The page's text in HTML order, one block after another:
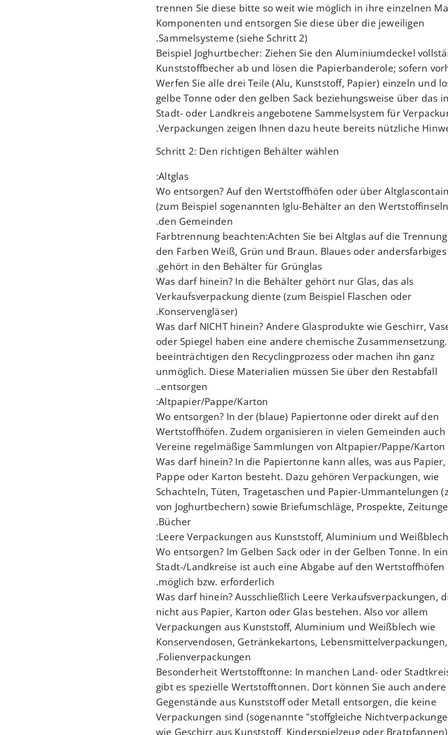
trennen Sie diese bitte so weit wie möglich in ihre einzelnen
Komponenten und entsorgen Sie diese über die jeweiligen
Sammelsysteme (siehe Schritt 2).
Beispiel Joghurtbecher: Ziehen Sie den Aluminiumdeckel
Kunststoffbecher ab und lösen die Papierbanderole; sofern
Werfen Sie alle drei Teile (Alu, Kunststoff, Papier) einzeln und
gelbe Tonne oder den gelben Sack beziehungsweise über das
Stadt- oder Landkreis angebotene Sammelsystem für
Verpackungen zeigen Ihnen dazu heute bereits nützliche
Schritt 2: Den richtigen Behälter wählen
Altglas:
Wo entsorgen? Auf den Wertstoffhöfen oder über
(zum Beispiel sogenannten Iglu-Behälter an den
den Gemeinden.
Farbtrennung beachten:Achten Sie bei Altglas auf die
den Farben Weiß, Grün und Braun. Blaues oder andersfarbiges
gehört in den Behälter für Grünglas.
Was darf hinein? In die Behälter gehört nur Glas, das als
Verkaufsverpackung diente (zum Beispiel Flaschen oder
Konservengläser).
Was darf NICHT hinein? Andere Glasprodukte wie Geschirr,
oder Spiegel haben eine andere chemische Zusammensetzung.
beeinträchtigen den Recyclingprozess oder machen ihn ganz
unmöglich. Diese Materialien müssen Sie über den Restabfall
entsorgen..
Altpapier/Pappe/Karton:
Wo entsorgen? In der (blaue) Papiertonne oder direkt auf den
Wertstoffhöfen. Zudem organisieren in vielen Gemeinden auch
Vereine regelmäßige Sammlungen von Altpapier/Pappe/Karton
Was darf hinein? In die Papiertonne kann alles, was aus Papier,
Pappe oder Karton besteht. Dazu gehören Verpackungen, wie
Schachteln, Tüten, Tragetaschen und Papier-Ummantelungen
von Joghurtbechern) sowie Briefumschläge, Prospekte,
Bücher.
Leere Verpackungen aus Kunststoff, Aluminium und Weißblech:
Wo entsorgen? Im Gelben Sack oder in der Gelben Tonne. In
Stadt-/Landkreise ist auch eine Abgabe auf den Wertstoffhöfen
möglich bzw. erforderlich.
Was darf hinein? Ausschließlich Leere Verkaufsverpackungen,
nicht aus Papier, Karton oder Glas bestehen. Also vor allem
Verpackungen aus Kunststoff, Aluminium und Weißblech wie
Konservendosen, Getränkekartons, Lebensmittelverpackungen,
Folienverpackungen.
Besonderheit Wertstofftonne: In manchen Land- oder
gibt es spezielle Wertstofftonnen. Dort können Sie auch andere
Gegenstände aus Kunststoff oder Metall entsorgen, die keine
Verpackungen sind (sogenannte "stoffgleiche
wie Geschirr aus Kunststoff, Kinderspielzeug oder Bratpfannen